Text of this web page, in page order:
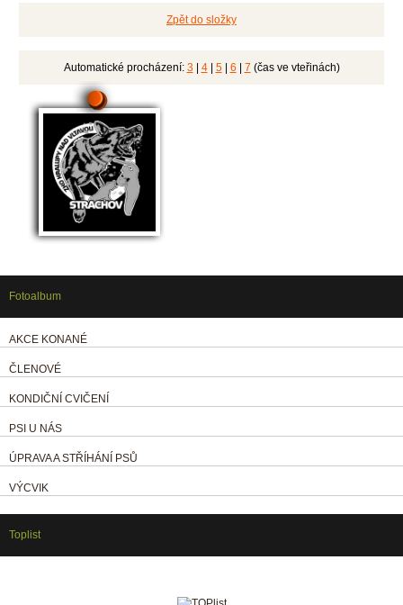
Zpět do složky
Automatické procházení: 3 4| 5| 6 7 (čas ve vteřinách)
Fotoalbum
AKCE KONANÉ
ČLENOVÉ
KONDIČNÍ CVIČENÍ
PSI U NÁS
ÚPRAVA A STŘÍHÁNÍ PSŮ
VÝCVIK
Toplist